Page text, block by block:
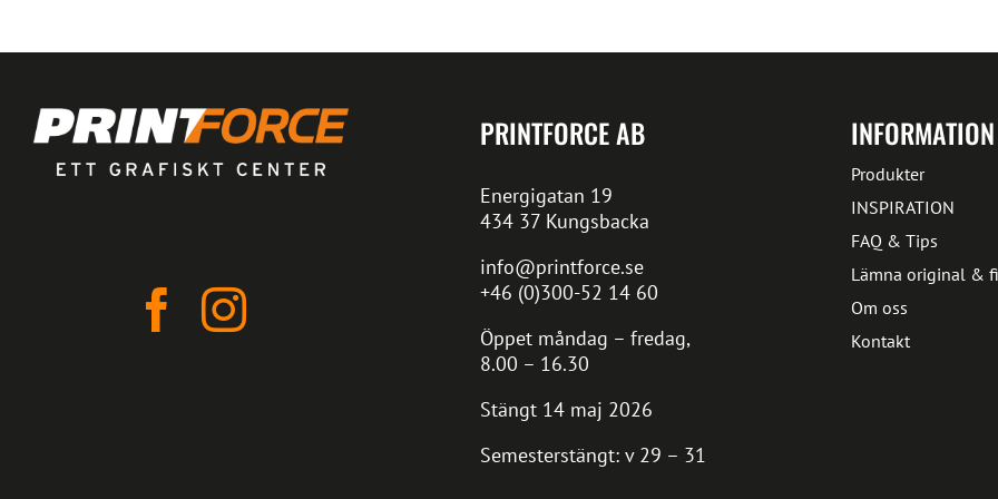
PRINTFORCE AB
Energigatan 19
434 37 Kungsbacka
info@printforce.se
+46 (0)300-52 14 60
Öppet måndag – fredag,
8.00 – 16.30
Stängt 14 maj 2026
Semesterstängt: v 29 – 31
INFORMATION
Produkter
INSPIRATION
FAQ & Tips
Lämna original &
Om oss
Kontakt